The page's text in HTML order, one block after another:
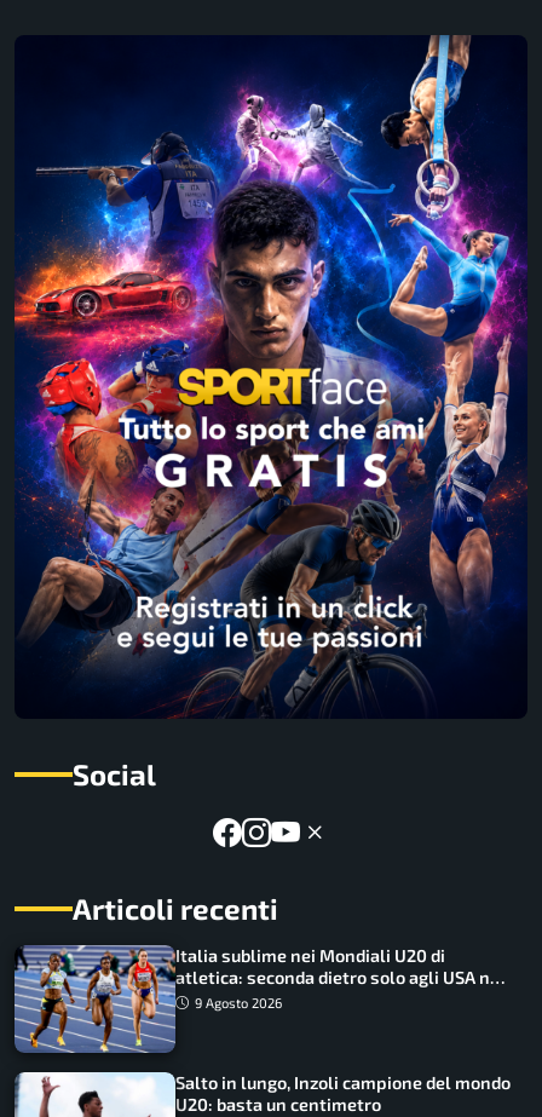
Social
Articoli recenti
Italia sublime nei Mondiali U20 di
atletica: seconda dietro solo agli USA nel
medagliere
9 Agosto 2026
Salto in lungo, Inzoli campione del mondo
U20: basta un centimetro